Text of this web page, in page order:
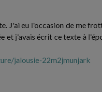
J'ai eu l'occasion de me
et j'avais écrit ce texte à
jalousie-22m2jmunjark